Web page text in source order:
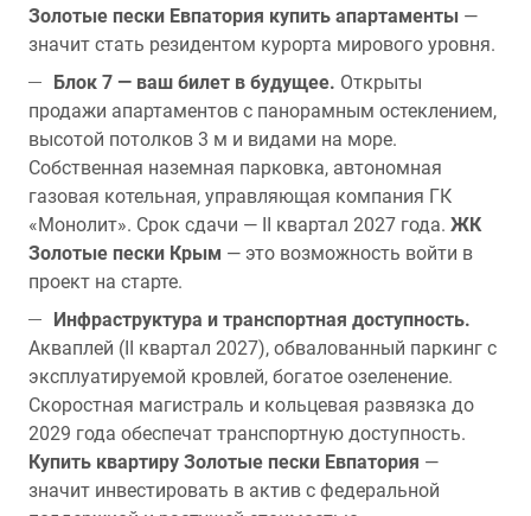
Золотые пески Евпатория купить апартаменты —
значит стать резидентом курорта мирового уровня.
Блок 7 — ваш билет в будущее. Открыты
продажи апартаментов с панорамным остеклением,
высотой потолков 3 м и видами на море.
Собственная наземная парковка, автономная
газовая котельная, управляющая компания ГК
«Монолит». Срок сдачи — II квартал 2027 года. ЖК
Золотые пески Крым — это возможность войти в
проект на старте.
Инфраструктура и транспортная доступность.
Акваплей (II квартал 2027), обвалованный паркинг с
эксплуатируемой кровлей, богатое озеленение.
Скоростная магистраль и кольцевая развязка до
2029 года обеспечат транспортную доступность.
Купить квартиру Золотые пески Евпатория —
значит инвестировать в актив с федеральной